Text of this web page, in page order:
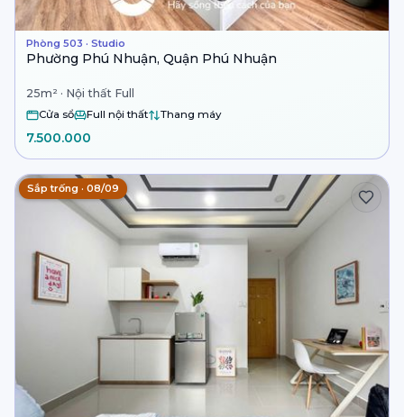
Phòng 503 · Studio
Phường Phú Nhuận, Quận Phú Nhuận
25m² · Nội thất Full
Cửa sổ Full nội thất Thang máy
7.500.000
Sắp trống · 08/09